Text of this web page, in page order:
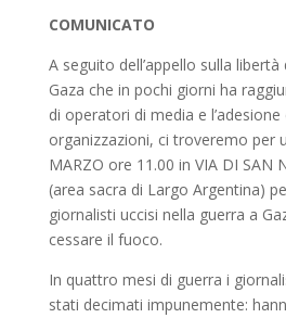
COMUNICATO
A seguito dell’appello sulla
Gaza che in pochi giorni ha
di operatori di media e
organizzazioni, ci troveremo per
MARZO ore 11.00 in VIA DI SAN
(area sacra di Largo Argentina)
giornalisti uccisi nella guerra a
cessare il fuoco.
In quattro mesi di guerra i
stati decimati impunemente: